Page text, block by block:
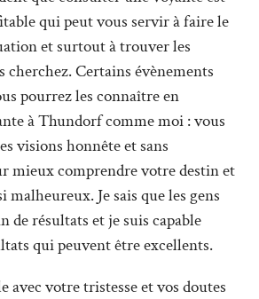
qui peut vous servir à faire le
et surtout à trouver les
cherchez. Certains évènements
pourrez les connaître en
à Thundorf comme moi : vous
visions honnête et sans
mieux comprendre votre destin et
malheureux. Je sais que les gens
de résultats et je suis capable
qui peuvent être excellents.
avec votre tristesse et vos doutes